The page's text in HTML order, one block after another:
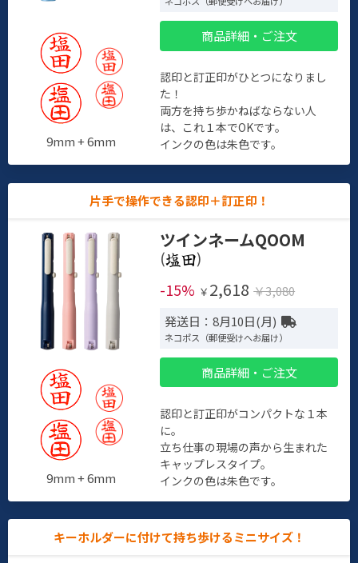
9mm + 6mm
商品詳細・ご注文
認印と訂正印がひとつになりまし
た！
両方を持ち歩かねばならない人
は、これ１本でOKです。
インクの色は朱色です。
片手で操作できる認印＋訂正印！
9mm + 6mm
ツインネームQOOM
(
)
-15% ￥ 2,618 ￥3,080
発送日：8月10日(月)
ネコポス（郵便受けへお届け）
商品詳細・ご注文
認印と訂正印がコンパクトな１本
に。
立ち仕事の現場の声から生まれた
キャップレスタイプ。
インクの色は朱色です。
キーホルダーに付けて持ち歩けるミニサイズ！